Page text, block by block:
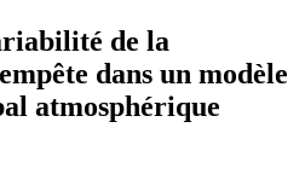
de la
dans un modèle
atmosphérique